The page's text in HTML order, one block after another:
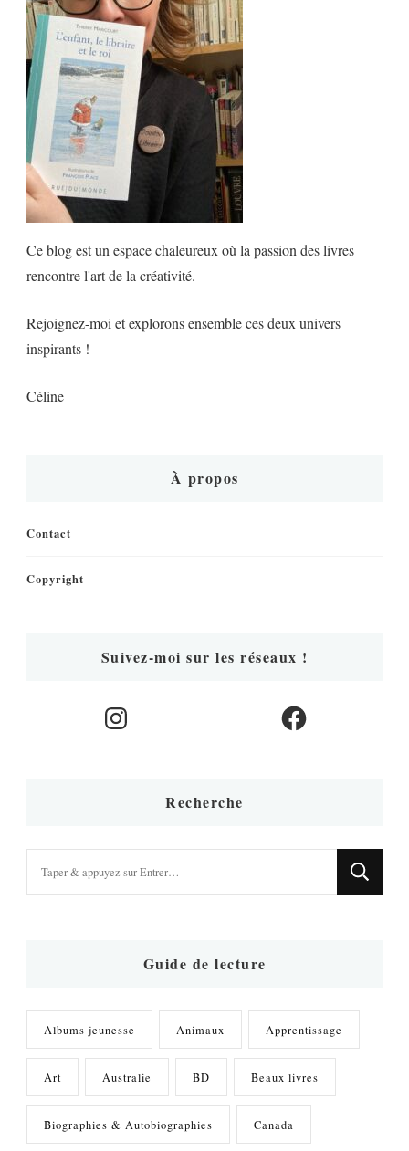
Ce blog est un espace chaleureux où la passion des livres
rencontre l'art de la créativité.
Rejoignez-moi et explorons ensemble ces deux univers
inspirants !
Céline
À propos
Contact
Copyright
Suivez-moi sur les réseaux !
Instagram Facebook
Recherche
Guide de lecture
Albums jeunesse Animaux Apprentissage
Art Australie BD Beaux livres
Biographies & Autobiographies Canada